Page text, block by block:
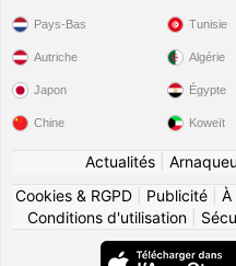
Pays-Bas
Autriche
Japon
Chine
Tunisie
Algérie
Égypte
Koweït
Actualités|
Cookies & RGPD
Publicité À
Conditions d'utilisation|